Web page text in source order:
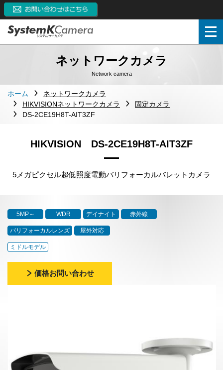
ネットワークカメラ
Network camera
ホーム
ネットワークカメラ
HIKVISIONネットワークカメラ
固定カメラ
DS-2CE19H8T-AIT3ZF
HIKVISION DS-2CE19H8T-AIT3ZF
5メガピクセル超低照度電動バリフォーカルバレットカメラ
5MP～ WDR デイナイト 赤外線
バリフォーカルレンズ 屋外対応
ミドルモデル
価格お問い合わせ